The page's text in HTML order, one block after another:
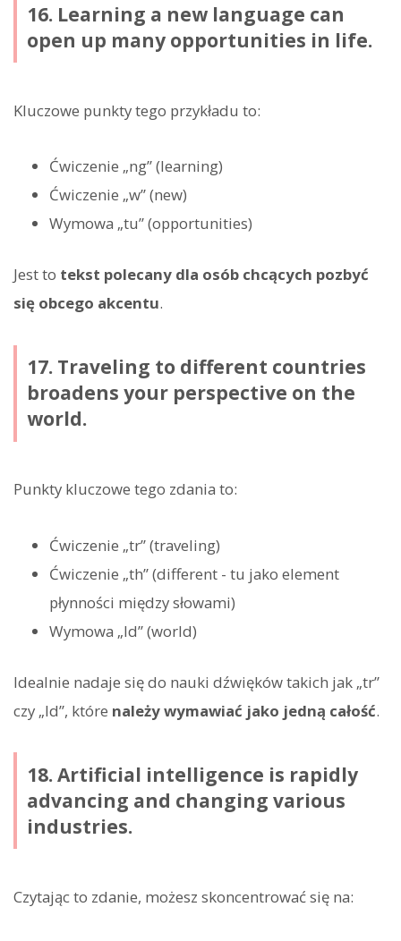
16. Learning a new language can
open up many opportunities in life.
Kluczowe punkty tego przykładu to:
Ćwiczenie „ng” (learning)
Ćwiczenie „w” (new)
Wymowa „tu” (opportunities)
Jest to tekst polecany dla osób chcących pozbyć
się obcego akcentu.
17. Traveling to different countries
broadens your perspective on the
world.
Punkty kluczowe tego zdania to:
Ćwiczenie „tr” (traveling)
Ćwiczenie „th” (different - tu jako element
płynności między słowami)
Wymowa „ld” (world)
Idealnie nadaje się do nauki dźwięków takich jak „tr”
czy „ld”, które należy wymawiać jako jedną całość.
18. Artificial intelligence is rapidly
advancing and changing various
industries.
Czytając to zdanie, możesz skoncentrować się na: